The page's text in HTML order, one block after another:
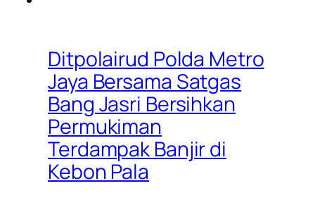
Ditpolairud Polda Metro
Jaya Bersama Satgas
Bang Jasri Bersihkan
Permukiman
Terdampak Banjir di
Kebon Pala